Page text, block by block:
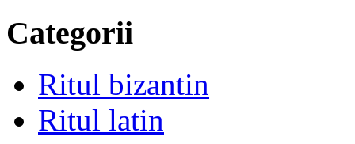
Categorii
Ritul bizantin
Ritul latin